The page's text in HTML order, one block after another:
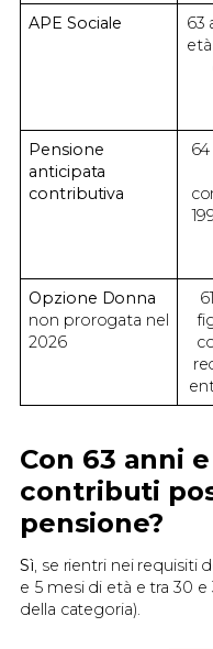
APE Sociale
63
Pensione
anticipata
contributiva
Opzione Donna
non prorogata nel
2026
Con 63 anni
contributi
pensione?
Sì, se rientri nei requisiti
e 5 mesi di età e tra 30
della categoria).